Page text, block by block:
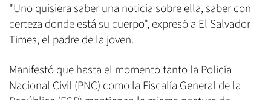
"Uno quisiera saber una noticia sobre ella, saber con
certeza donde está su cuerpo", expresó a El Salvador
Times, el padre de la joven.
Manifestó que hasta el momento tanto la Policía
Nacional Civil (PNC) como la Fiscalía General de la